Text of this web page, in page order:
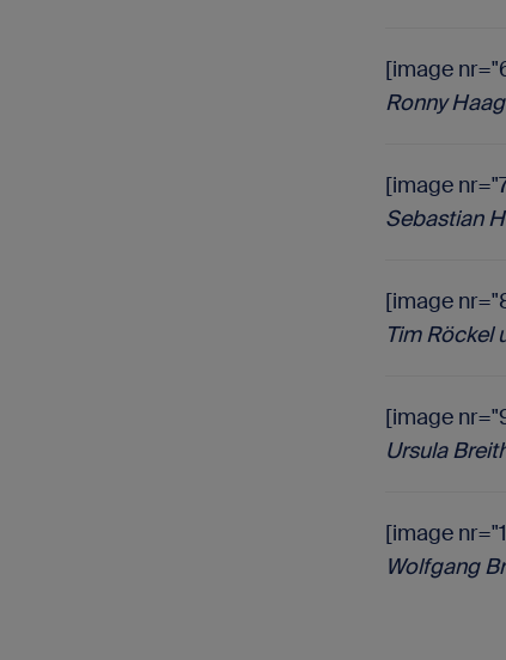
[image
Ronny Haag
[image
Sebastian
[image
Tim Röckel
[image
Ursula
[image
Wolfgang